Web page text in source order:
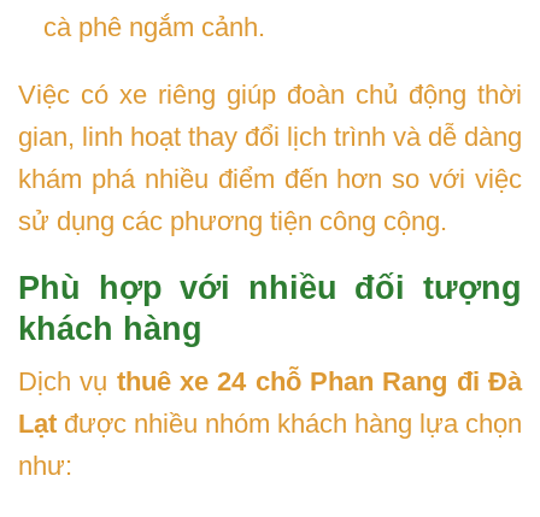
cà phê ngắm cảnh.
Việc có xe riêng giúp đoàn chủ động thời
gian, linh hoạt thay đổi lịch trình và dễ dàng
khám phá nhiều điểm đến hơn so với việc
sử dụng các phương tiện công cộng.
Phù hợp với nhiều đối tượng
khách hàng
Dịch vụ thuê xe 24 chỗ Phan Rang đi Đà
Lạt được nhiều nhóm khách hàng lựa chọn
như: